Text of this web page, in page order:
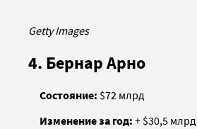
Getty Images
4. Бернар Арно
Состояние: $72 млрд
Изменение за год: + $30,5 млрд